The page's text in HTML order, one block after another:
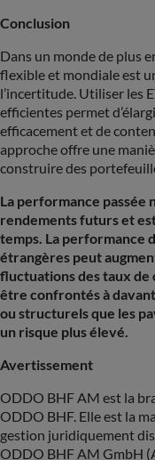
Conclusion
Dans un monde de plus
flexible et mondiale est
l’incertitude. Utiliser les
efficientes permet
efficacement et de
approche offre une
construire des
La performance passée
rendements futurs et
temps. La performance
étrangères peut
fluctuations des taux de
être confrontés à
ou structurels que les
un risque plus élevé.
Avertissement
ODDO BHF AM est la
ODDO BHF. Elle est la
gestion juridiquement
ODDO BHF AM GmbH